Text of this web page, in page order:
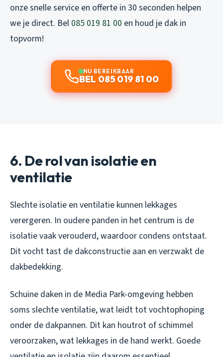
onze snelle service en offerte in 30 seconden helpen
we je direct. Bel 085 019 81 00 en houd je dak in
topvorm!
NU BEREIKBAAR
BEL 085 019 81 00
6. De rol van isolatie en
ventilatie
Slechte isolatie en ventilatie kunnen lekkages
verergeren. In oudere panden in het centrum is de
isolatie vaak verouderd, waardoor condens ontstaat.
Dit vocht tast de dakconstructie aan en verzwakt de
dakbedekking.
Schuine daken in de Media Park-omgeving hebben
soms slechte ventilatie, wat leidt tot vochtophoping
onder de dakpannen. Dit kan houtrot of schimmel
veroorzaken, wat lekkages in de hand werkt. Goede